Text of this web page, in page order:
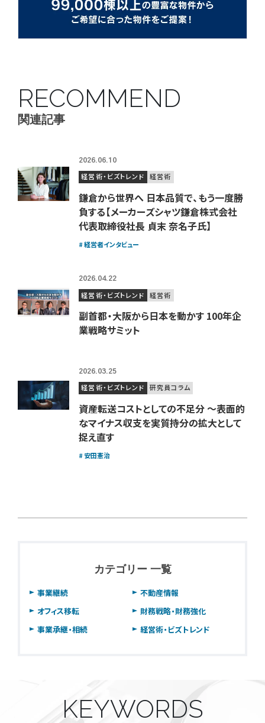
関連記事
RECOMMEND
2026.06.10
経営術・ビズトレンド 経営術
鎌倉から世界へ 日本品質で、もう一度勝
負する【メーカーズシャツ鎌倉株式会社
代表取締役社長 貞末 奈名子氏】
経営者インタビュー
2026.04.22
経営術・ビズトレンド 経営術
副首都・大阪から日本を動かす 100年企
業戦略サミット
2026.03.25
経営術・ビズトレンド 研究員コラム
資産転送コストとしての不足分 ～表面的
なマイナス収支を実質持分の拡大として
捉え直す
安田憲治
カテゴリー 一覧
事業継続
不動産情報
オフィス移転
財務戦略・財務強化
事業承継・相続
経営術・ビズトレンド
KEYWORDS